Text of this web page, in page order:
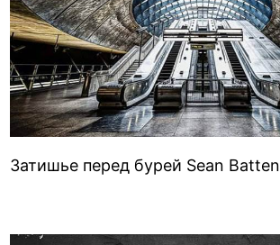
Затишье перед бурей Sean Batten